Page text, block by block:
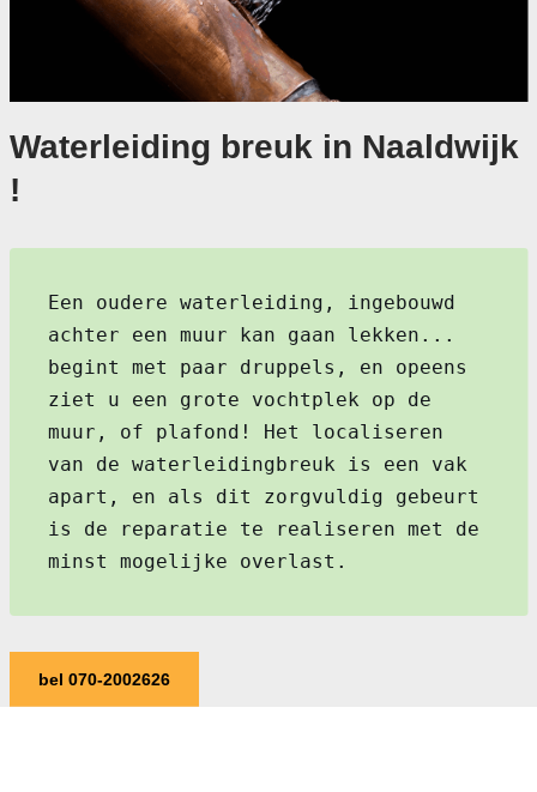
Waterleiding breuk in Naaldwijk
!
Een oudere waterleiding, ingebouwd
achter een muur kan gaan lekken...
begint met paar druppels, en opeens
ziet u een grote vochtplek op de
muur, of plafond! Het localiseren
van de waterleidingbreuk is een vak
apart, en als dit zorgvuldig gebeurt
is de reparatie te realiseren met de
minst mogelijke overlast.
bel 070-2002626